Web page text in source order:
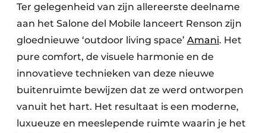
Ter gelegenheid van zijn allereerste deelname
aan het Salone del Mobile lanceert Renson zijn
gloednieuwe ‘outdoor living space’ Amani. Het
pure comfort, de visuele harmonie en de
innovatieve technieken van deze nieuwe
buitenruimte bewijzen dat ze werd ontworpen
vanuit het hart. Het resultaat is een moderne,
luxueuze en meeslepende ruimte waarin je het